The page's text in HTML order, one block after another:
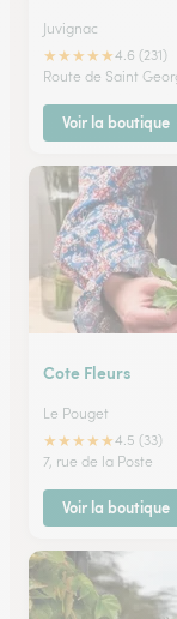
Juvignac
★★★★★4.6 (231)
Route de Saint
Voir la boutique
Cote Fleurs
Le Pouget
★★★★★4.5 (33)
7, rue de la Poste
Voir la boutique